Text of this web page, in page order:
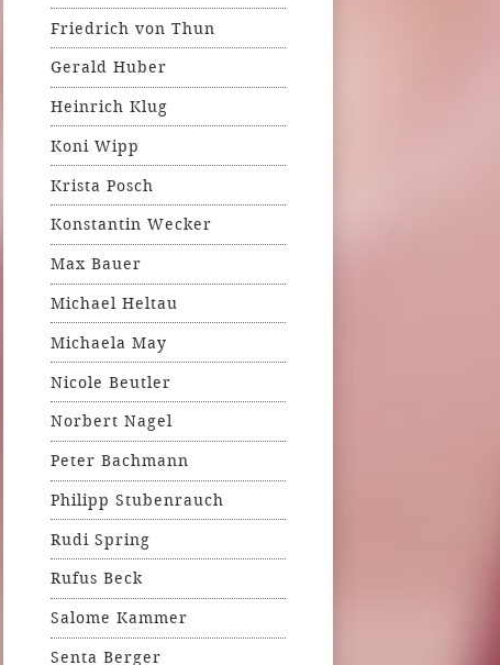
Friedrich von Thun
Gerald Huber
Heinrich Klug
Koni Wipp
Krista Posch
Konstantin Wecker
Max Bauer
Michael Heltau
Michaela May
Nicole Beutler
Norbert Nagel
Peter Bachmann
Philipp Stubenrauch
Rudi Spring
Rufus Beck
Salome Kammer
Senta Berger